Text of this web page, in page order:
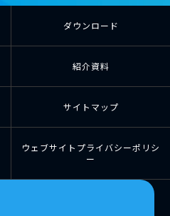
ダウンロード
紹介資料
サイトマップ
ウェブサイトプライバシーポリシ
ー